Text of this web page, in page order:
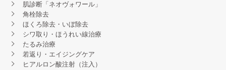
肌診断「ネオヴォワール」
角栓除去
ほくろ除去・いぼ除去
シワ取り・ほうれい線治療
たるみ治療
若返り・エイジングケア
ヒアルロン酸注射（注入）